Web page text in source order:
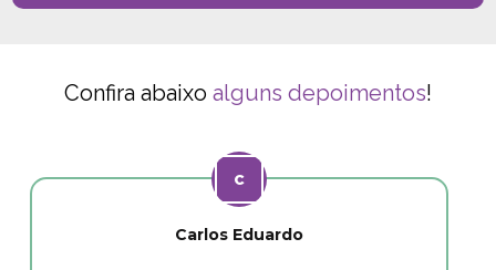
Confira abaixo alguns depoimentos!
Carlos Eduardo